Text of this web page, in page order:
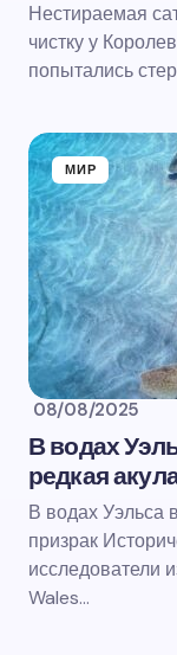
Нестираемая
чистку у
попытались
МИР
08/08/2025
В водах
редкая
В водах Уэльса
призрак
исследователи
Wales…